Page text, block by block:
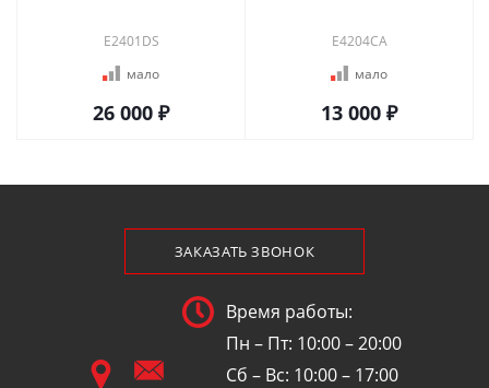
E2401DS
мало
26 000 ₽
E4204CA
мало
13 000 ₽
ЗАКАЗАТЬ ЗВОНОК
Время работы:
Пн – Пт: 10:00 – 20:00
Сб – Вс: 10:00 – 17:00